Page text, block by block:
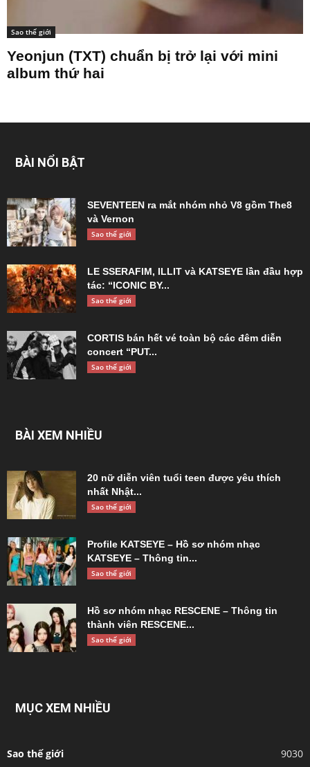
Sao thế giới
Yeonjun (TXT) chuẩn bị trở lại với mini
album thứ hai
BÀI NỔI BẬT
SEVENTEEN ra mắt nhóm nhỏ V8 gồm The8
và Vernon
Sao thế giới
LE SSERAFIM, ILLIT và KATSEYE lần đầu hợp
tác: “ICONIC BY...
Sao thế giới
CORTIS bán hết vé toàn bộ các đêm diễn
concert “PUT...
Sao thế giới
BÀI XEM NHIỀU
20 nữ diễn viên tuổi teen được yêu thích
nhất Nhật...
Sao thế giới
Profile KATSEYE – Hồ sơ nhóm nhạc
KATSEYE – Thông tin...
Sao thế giới
Hồ sơ nhóm nhạc RESCENE – Thông tin
thành viên RESCENE...
Sao thế giới
MỤC XEM NHIỀU
Sao thế giới
9030